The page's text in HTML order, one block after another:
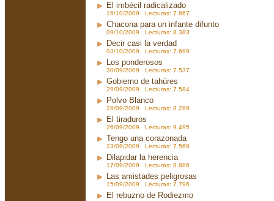
El imbécil radicalizado
16/10/2009 Lecturas: 7.867
Chacona para un infante difunto
09/10/2009 Lecturas: 8.383
Decir casi la verdad
03/10/2009 Lecturas: 7.699
Los ponderosos
30/09/2009 Lecturas: 7.537
Gobierno de tahúres
29/09/2009 Lecturas: 7.584
Polvo Blanco
28/09/2009 Lecturas: 8.289
El tiraduros
26/09/2009 Lecturas: 9.495
Tengo una corazonada
23/09/2009 Lecturas: 7.568
Dilapidar la herencia
17/09/2009 Lecturas: 8.886
Las amistades peligrosas
15/09/2009 Lecturas: 7.796
El rebuzno de Rodiezmo